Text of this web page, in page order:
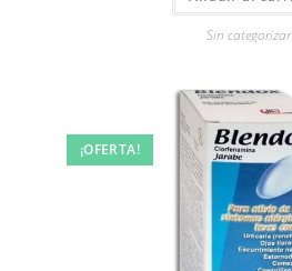
Sin categorizar
¡OFERTA!